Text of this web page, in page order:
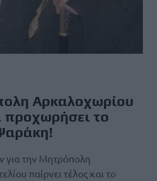
Αρκαλοχωρίου
προχωρήσει το
για την Μητρόπολη
παίρνει τέλος και το